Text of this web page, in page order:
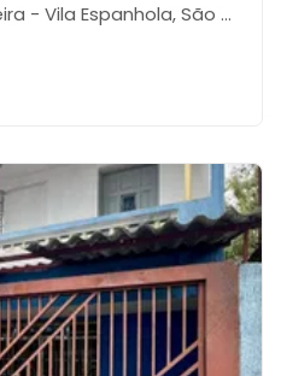
Espanhola, São Paulo-SP